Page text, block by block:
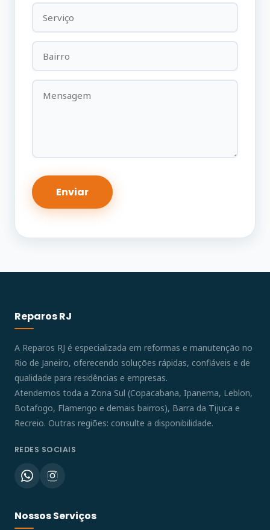
Reparos RJ
A Reparos RJ é especializada em reformas e manutenção no
Rio de Janeiro, oferecendo soluções rápidas, confiáveis e de
qualidade para residências e empresas.
Atendemos toda a Zona Sul (Copacabana, Ipanema, Leblon,
Botafogo, Flamengo e demais bairros), Barra da Tijuca e
Recreio. Outras regiões: consulte a disponibilidade.
REDES SOCIAIS
Nossos Serviços